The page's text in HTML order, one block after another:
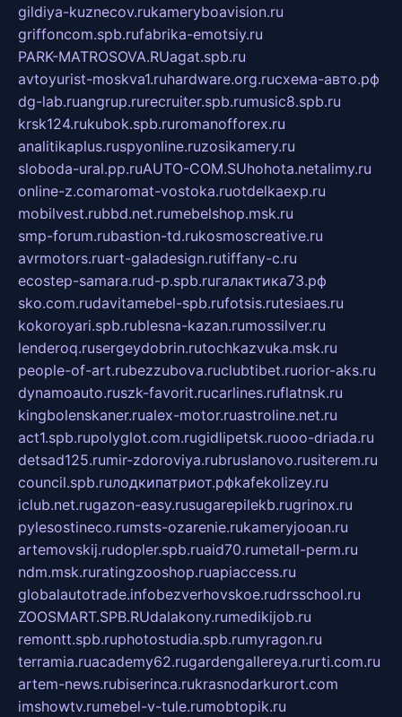
gildiya-kuznecov.rukameryboavision.ru
griffoncom.spb.rufabrika-emotsiy.ru
PARK-MATROSOVA.RUagat.spb.ru
avtoyurist-moskva1.ruhardware.org.ruсхема-авто.рф
dg-lab.ruangrup.rurecruiter.spb.rumusic8.spb.ru
krsk124.rukubok.spb.ruromanofforex.ru
analitikaplus.ruspyonline.ruzosikamery.ru
sloboda-ural.pp.ruAUTO-COM.SUhohota.netalimy.ru
online-z.comaromat-vostoka.ruotdelkaexp.ru
mobilvest.rubbd.net.rumebelshop.msk.ru
smp-forum.rubastion-td.rukosmoscreative.ru
avrmotors.ruart-galadesign.rutiffany-c.ru
ecostep-samara.rud-p.spb.ruгалактика73.рф
sko.com.rudavitamebel-spb.rufotsis.rutesiaes.ru
kokoroyari.spb.rublesna-kazan.rumossilver.ru
lenderoq.rusergeydobrin.rutochkazvuka.msk.ru
people-of-art.rubezzubova.ruclubtibet.ruorior-aks.ru
dynamoauto.ruszk-favorit.rucarlines.ruflatnsk.ru
kingbolenskaner.rualex-motor.ruastroline.net.ru
act1.spb.rupolyglot.com.rugidlipetsk.ruooo-driada.ru
detsad125.rumir-zdoroviya.rubruslanovo.rusiterem.ru
council.spb.ruлодкипатриот.рфkafekolizey.ru
iclub.net.rugazon-easy.rusugarepilekb.rugrinox.ru
pylesostineco.rumsts-ozarenie.rukameryjooan.ru
artemovskij.rudopler.spb.ruaid70.rumetall-perm.ru
ndm.msk.ruratingzooshop.ruapiaccess.ru
globalautotrade.infobezverhovskoe.rudrsschool.ru
ZOOSMART.SPB.RUdalakony.rumedikijob.ru
remontt.spb.ruphotostudia.spb.rumyragon.ru
terramia.ruacademy62.rugardengallereya.rurti.com.ru
artem-news.rubiserinca.rukrasnodarkurort.com
imshowtv.rumebel-v-tule.rumobtopik.ru